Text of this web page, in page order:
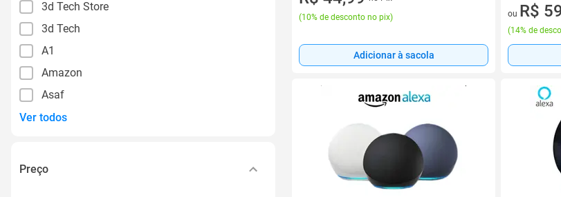
3d Tech Store
3d Tech
A1
Amazon
Asaf
Ver todos
Preço
(10% de desconto no pix)
Adicionar à sacola
9 vez de R$
ou R$
(14% de